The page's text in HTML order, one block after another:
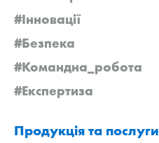
#Інновації
#Безпека
#Командна_робота
#Експертиза
Продукція та послуги